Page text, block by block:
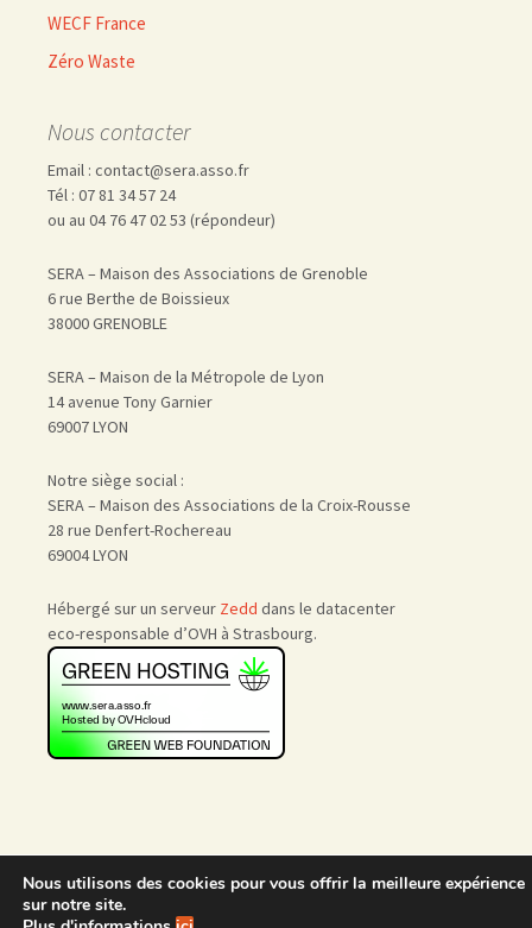
WECF France
Zéro Waste
Nous contacter
Email : contact@sera.asso.fr
Tél : 07 81 34 57 24
ou au 04 76 47 02 53 (répondeur)
SERA – Maison des Associations de Grenoble
6 rue Berthe de Boissieux
38000 GRENOBLE
SERA – Maison de la Métropole de Lyon
14 avenue Tony Garnier
69007 LYON
Notre siège social :
SERA – Maison des Associations de la Croix-Rousse
28 rue Denfert-Rochereau
69004 LYON
Hébergé sur un serveur Zedd dans le datacenter
eco-responsable d’OVH à Strasbourg.
Accueil | Nous rejoindre
Admin
Nous utilisons des cookies pour vous offrir la meilleure expérience
sur notre site.